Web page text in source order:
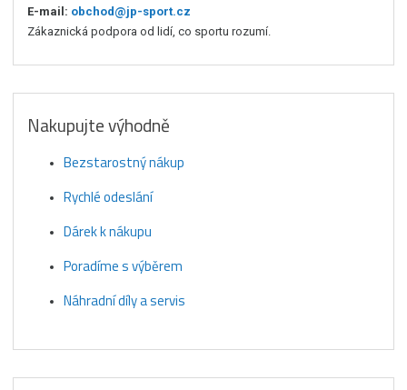
E-mail: obchod@jp-sport.cz
Zákaznická podpora od lidí, co sportu rozumí.
Nakupujte výhodně
Bezstarostný nákup
Rychlé odeslání
Dárek k nákupu
Poradíme s výběrem
Náhradní díly a servis